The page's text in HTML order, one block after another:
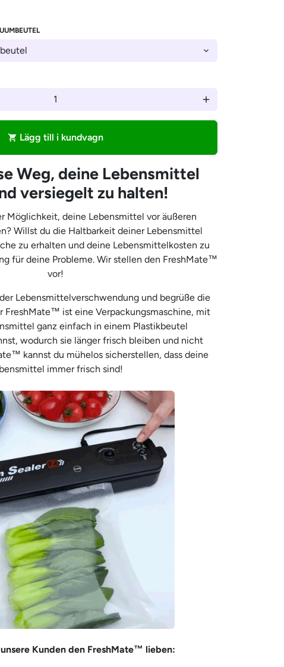
add
shopping_cart Lägg till i kundvagn
Weg, deine Lebensmittel
versiegelt zu halten!
Möglichkeit, deine Lebensmittel vor äußeren
Willst du die Haltbarkeit deiner Lebensmittel
zu erhalten und deine Lebensmittelkosten zu
für deine Probleme. Wir stellen den FreshMate™
vor!
Lebensmittelverschwendung und begrüße die
FreshMate™ ist eine Verpackungsmaschine, mit
ganz einfach in einem Plastikbeutel
wodurch sie länger frisch bleiben und nicht
kannst du mühelos sicherstellen, dass deine
immer frisch sind!
Kunden den FreshMate™ lieben: